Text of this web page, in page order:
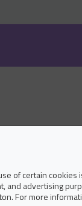
of certain cookies
and advertising
For more